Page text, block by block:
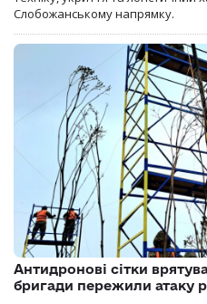
Слобожанському напрямку.
Антидронові сітки
бригади пережили атаку